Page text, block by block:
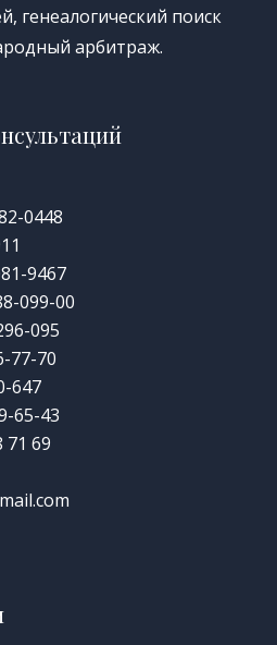
генеалогический поиск
арбитраж.
0448
9467
099-00
095
77-70
647
65-43
71 69